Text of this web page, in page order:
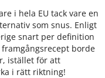
i hela EU tack vare en
som snus. Enligt
snart per definition
borde
istället för att
i rätt riktning!